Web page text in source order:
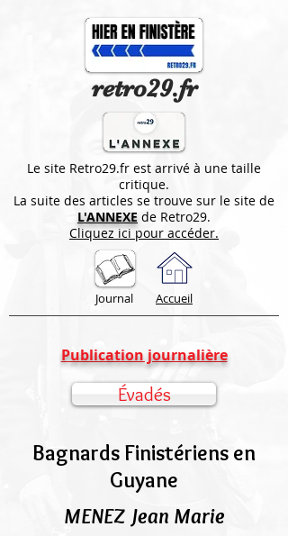
retro29.fr
Le site Retro29.fr est arrivé à une taille
critique.
La suite des articles se trouve sur le site de
L'ANNEXE de Retro29.
Cliquez ici pour accéder.
Journal Accueil
Publication journalière
Évadés
Bagnards Finistériens en
Guyane
MENEZ Jean Marie